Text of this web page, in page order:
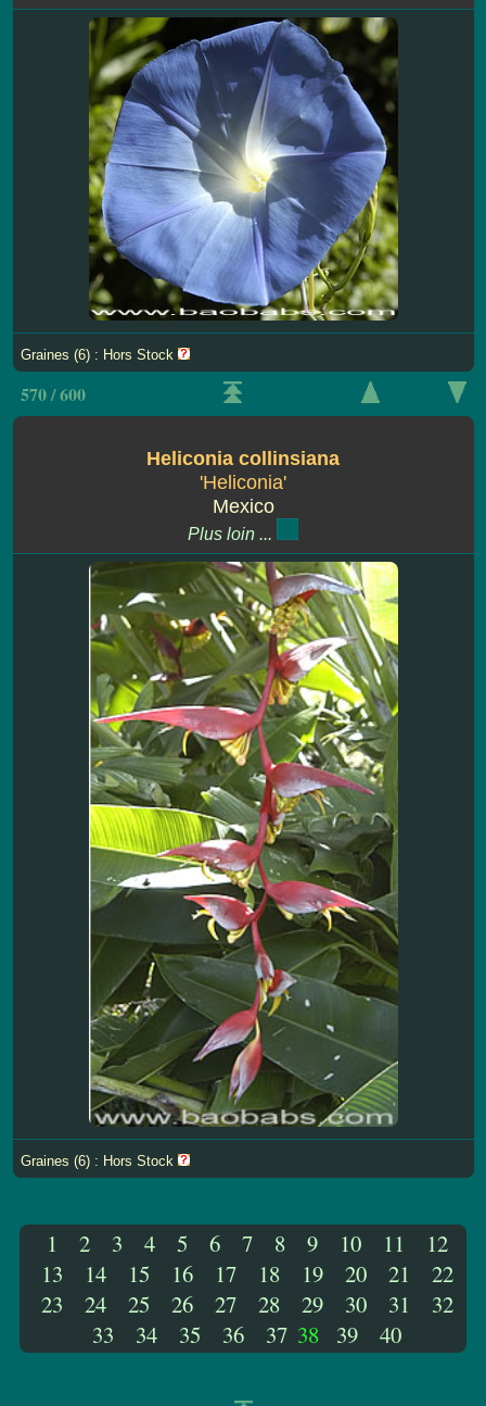
Graines (6) : Hors Stock
570 / 600
Heliconia collinsiana
'Heliconia'
Mexico
Plus loin ...
Graines (6) : Hors Stock
1 2 3 4 5 6 7 8 9 10 11
12
13
14 15 16 17 18 19 20 21
22
23
24 25 26 27 28 29 30 31
32
33
34 35 36 37 38 39 40